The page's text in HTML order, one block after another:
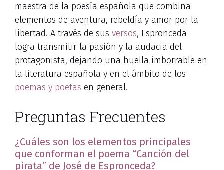
maestra de la poesía española que combina
elementos de aventura, rebeldía y amor por la
libertad. A través de sus versos, Espronceda
logra transmitir la pasión y la audacia del
protagonista, dejando una huella imborrable en
la literatura española y en el ámbito de los
poemas y poetas en general.
Preguntas Frecuentes
¿Cuáles son los elementos principales
que conforman el poema “Canción del
pirata” de José de Espronceda?